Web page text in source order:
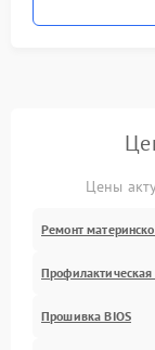
Цены
Ремонт
Профилактическая
Прошивка BIOS